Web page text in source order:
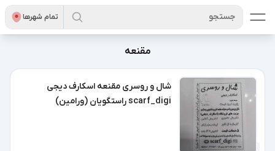
تمام شهر‌ها جستجو
مقنعه
شال و روسری مقنعه اسکارف دیجی
scarf_digi راستگویان (ورامین)